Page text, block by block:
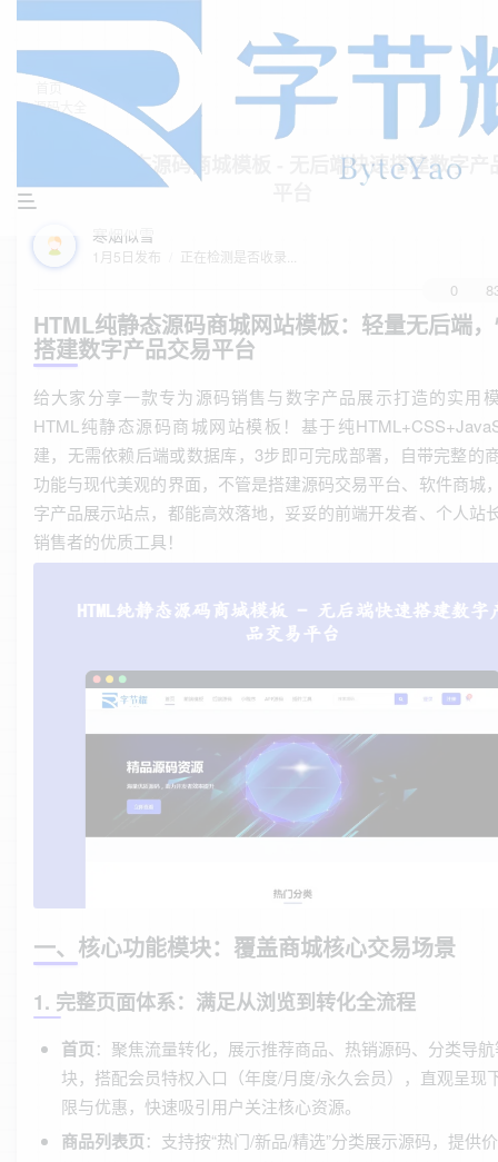
首页
源码大全
HTML纯静态源码商城模板 - 无后端快速搭建数字产
寒烟似雪
1月5日发布 正在检测是否收录...
0
HTML纯静态源码商城网站模板：轻量无后端
搭建数字产品交易平台
给大家分享一款专为源码销售与数字产品展示打造的实
HTML纯静态源码商城网站模板！基于纯
建，无需依赖后端或数据库，3步即可完成部署，自带完整的
功能与现代美观的界面，不管是搭建源码交易平台、软件商城
字产品展示站点，都能高效落地，妥妥的前端开发者、个人站
销售者的优质工具！
一、核心功能模块：覆盖商城核心交易场景
1. 完整页面体系：满足从浏览到转化全流程
首页：聚焦流量转化，展示推荐商品、热销源码、分类导
块，搭配会员特权入口（年度/月度/永久会员），直观呈现
限与优惠，快速吸引用户关注核心资源。
商品列表页：支持按“热门/新品/精选”分类展示源码，提供